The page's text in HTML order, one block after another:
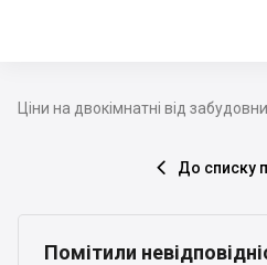
Ціни на двокімнатні від
 До списку
Помітили